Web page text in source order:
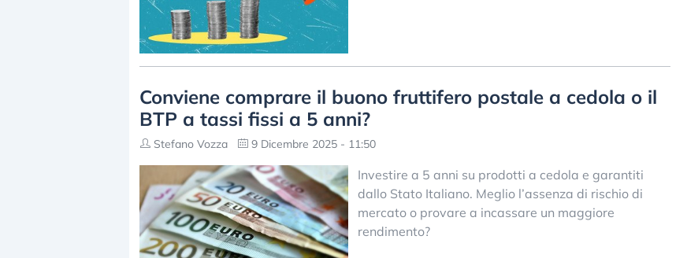
Conviene comprare il buono fruttifero postale a cedola o il
BTP a tassi fissi a 5 anni?
Stefano Vozza 9 Dicembre 2025 - 11:50
Investire a 5 anni su prodotti a cedola e garantiti
dallo Stato Italiano. Meglio l’assenza di rischio di
mercato o provare a incassare un maggiore
rendimento?